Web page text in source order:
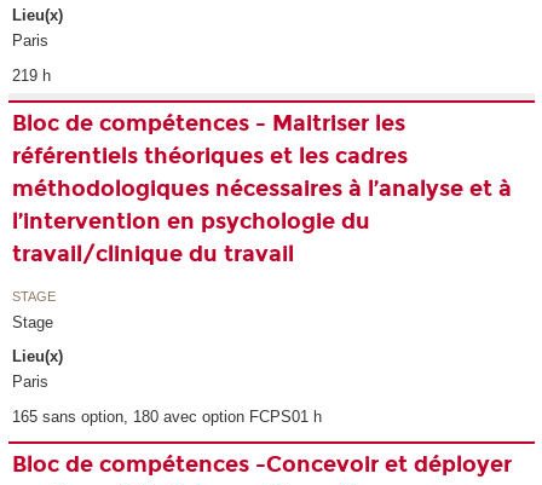
Lieu(x)
Paris
219 h
Bloc de compétences - Maitriser les
référentiels théoriques et les cadres
méthodologiques nécessaires à l’analyse et à
l’intervention en psychologie du
travail/clinique du travail
STAGE
Stage
Lieu(x)
Paris
165 sans option, 180 avec option FCPS01 h
Bloc de compétences -Concevoir et déployer